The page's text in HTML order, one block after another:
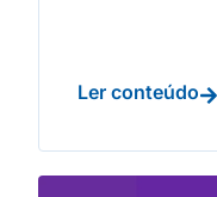
Ler conteúdo